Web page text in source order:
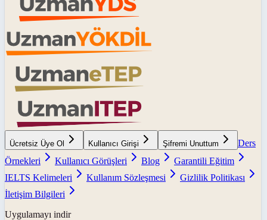
Ücretsiz Üye Ol Kullanıcı Girişi Şifremi Unuttum
Ders
Örnekleri
Kullanıcı Görüşleri Blog
Garantili Eğitim
IELTS Kelimeleri
Kullanım Sözleşmesi
Gizlilik Politikası
İletişim Bilgileri
Uygulamayı indir